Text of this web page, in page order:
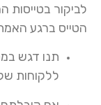
לביקור
הטייס ברגע
תנו דגש
ללקוחות